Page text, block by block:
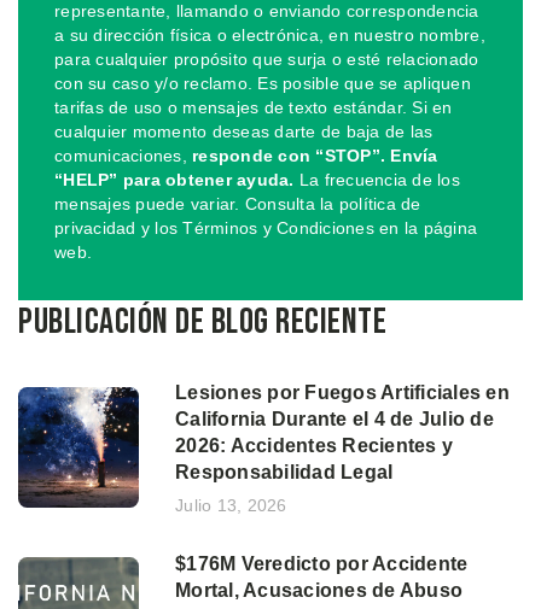
representante, llamando o enviando correspondencia
a su dirección física o electrónica, en nuestro nombre,
para cualquier propósito que surja o esté relacionado
con su caso y/o reclamo. Es posible que se apliquen
tarifas de uso o mensajes de texto estándar. Si en
cualquier momento deseas darte de baja de las
comunicaciones, responde con “STOP”. Envía
“HELP” para obtener ayuda. La frecuencia de los
mensajes puede variar. Consulta la política de
privacidad y los Términos y Condiciones en la página
web.
Publicación de blog reciente
Lesiones por Fuegos Artificiales en
California Durante el 4 de Julio de
2026: Accidentes Recientes y
Responsabilidad Legal
Julio 13, 2026
$176M Veredicto por Accidente
Mortal, Acusaciones de Abuso